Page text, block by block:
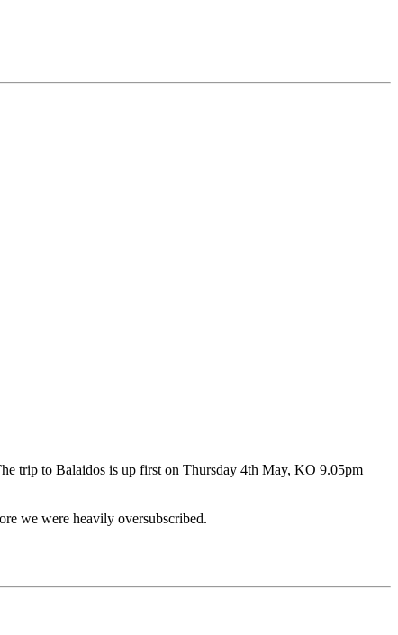
trip to Balaidos is up first on Thursday 4th May, KO 9.05pm
we were heavily oversubscribed.